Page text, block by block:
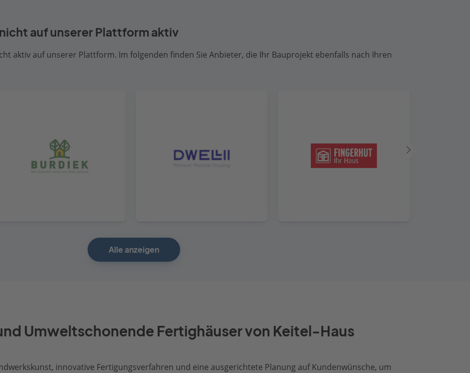
auf unserer Plattform aktiv
aktiv auf unserer Plattform. Im folgenden finden Sie Anbieter, die Ihr Bauprojekt ebenfalls nach Ihren
Alle anzeigen
Umweltschonende Fertighäuser von Keitel-Haus
innovative Fertigungsverfahren und eine ausgerichtete Planung auf Kundenwünsche, um